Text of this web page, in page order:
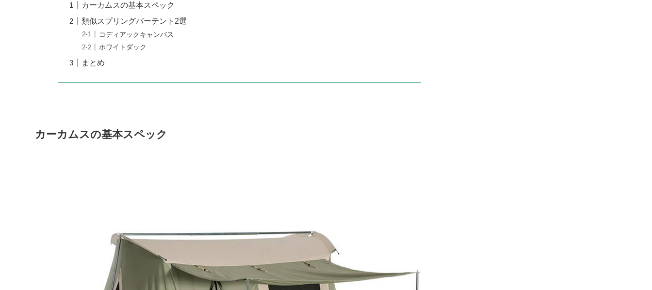
カーカムスの基本スペック
類似スプリングバーテント2選
コディアックキャンバス
ホワイトダック
まとめ
カーカムスの基本スペック